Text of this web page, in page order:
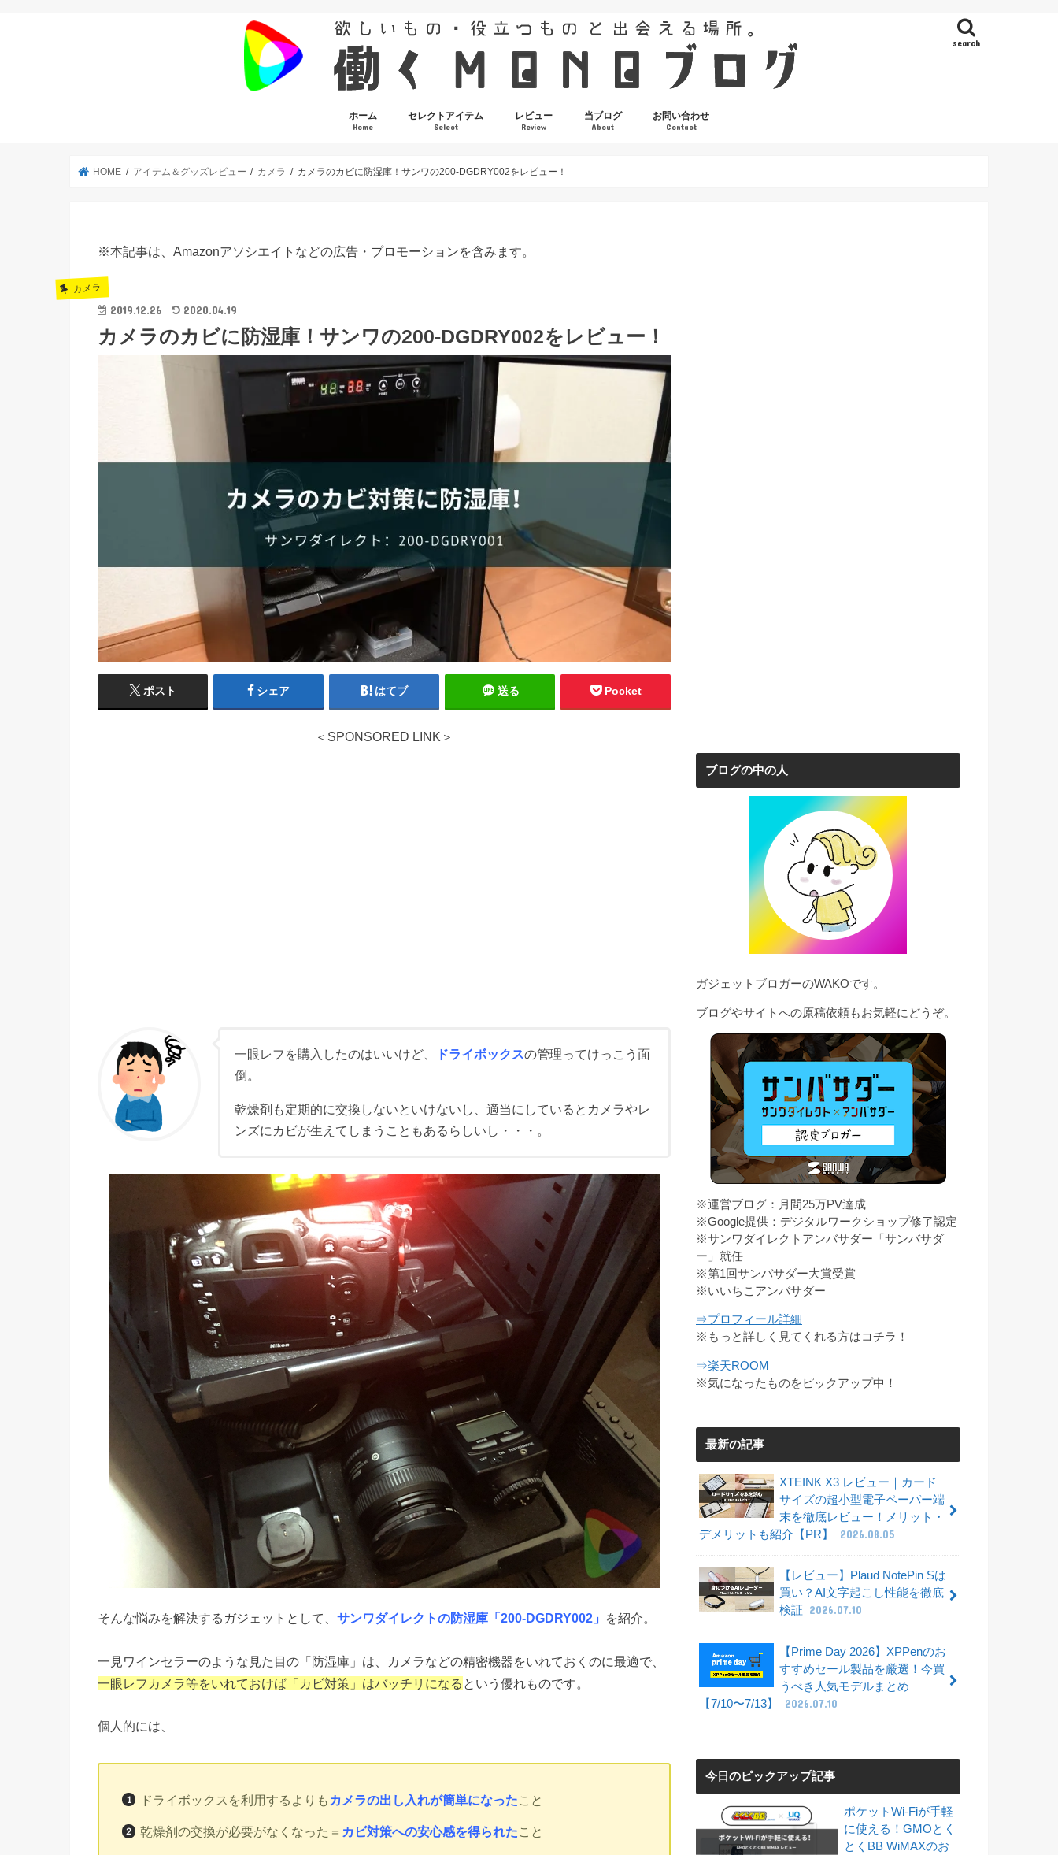
search
ホーム
Home
セレクトアイテム
Select
レビュー
Review
当ブログ
About
お問い合わせ
Contact
HOME アイテム＆グッズレビュー カメラ カメラのカビに防湿庫！サンワの200-DGDRY002をレビュー！
※本記事は、Amazonアソシエイトなどの広告・プロモーションを含みます。
カメラ
2019.12.26 2020.04.19
カメラのカビに防湿庫！サンワの200-DGDRY002をレビュー！
ポスト シェア はてブ 送る Pocket
＜SPONSORED LINK＞
一眼レフを購入したのはいいけど、 ドライボックスの管理ってけっこう面
倒。
乾燥剤も定期的に交換しないといけないし、適当にしているとカメラやレ
ンズにカビが生えてしまうこともあるらしいし・・・。
そんな悩みを解決するガジェットとして、 サンワダイレクトの防湿庫「200-DGDRY002」 を紹介。
一見ワインセラーのような見た目の「防湿庫」は、カメラなどの精密機器をいれておくのに最適で、
一眼レフカメラ等をいれておけば「カビ対策」はバッチリになる という優れものです。
個人的には、
ドライボックスを利用するよりも カメラの出し入れが簡単になったこと
乾燥剤の交換が必要がなくなった＝ カビ対策への安心感を得られたこと
ブログの中の人
ガジェットブロガーのWAKOです。
ブログやサイトへの原稿依頼もお気軽にどうぞ。
※運営ブログ：月間25万PV達成
※Google提供：デジタルワークショップ修了認定
※サンワダイレクトアンバサダー「サンバサダ
ー」就任
※第1回サンバサダー大賞受賞
※いいちこアンバサダー
⇒プロフィール詳細
※もっと詳しく見てくれる方はコチラ！
⇒楽天ROOM
※気になったものをピックアップ中！
最新の記事
XTEINK X3 レビュー｜カード
サイズの超小型電子ペーパー端
末を徹底レビュー！メリット・
デメリットも紹介【PR】
2026.08.05
【レビュー】Plaud NotePin Sは
買い？AI文字起こし性能を徹底
検証
2026.07.10
【Prime Day 2026】XPPenのお
すすめセール製品を厳選！今買
うべき人気モデルまとめ
【7/10〜7/13】
2026.07.10
今日のピックアップ記事
ポケットWi-Fiが手軽
に使える！GMOとく
とくBB WiMAXのお